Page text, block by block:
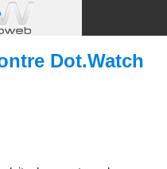
Dot.Watch